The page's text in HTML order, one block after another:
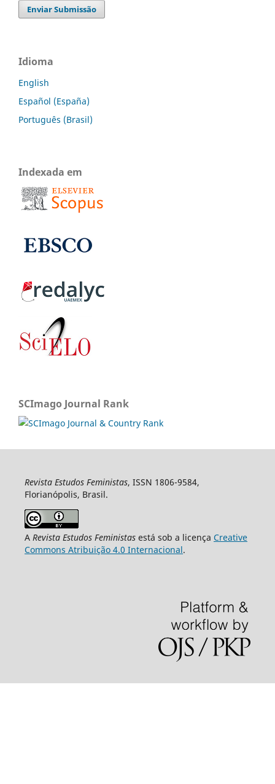
Enviar Submissão
Idioma
English
Español (España)
Português (Brasil)
Indexada em
SCImago Journal Rank
Revista Estudos Feministas, ISSN 1806-9584,
Florianópolis, Brasil.
A Revista Estudos Feministasestá sob a licença Creative
Commons Atribuição 4.0 Internacional.